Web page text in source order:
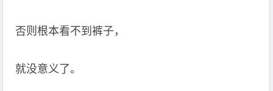
否则根本看不到裤子，
就没意义了。